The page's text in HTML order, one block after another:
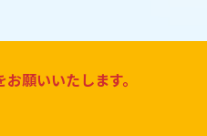
願いいたします。